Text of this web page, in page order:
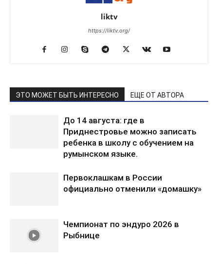
liktv
https://liktv.org/
ЭТО МОЖЕТ БЫТЬ ИНТЕРЕСНО ЕЩЕ ОТ АВТОРА
До 14 августа: где в
Приднестровье можно записать
ребенка в школу с обучением на
румынском языке.
Первоклашкам в России
официально отменили «домашку»
Чемпионат по эндуро 2026 в
Рыбнице